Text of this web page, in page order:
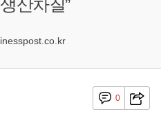
산차질”
0